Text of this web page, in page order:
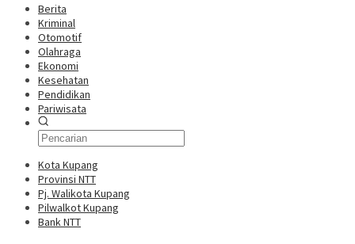
Berita
Kriminal
Otomotif
Olahraga
Ekonomi
Kesehatan
Pendidikan
Pariwisata
Kota Kupang
Provinsi NTT
Pj. Walikota Kupang
Pilwalkot Kupang
Bank NTT